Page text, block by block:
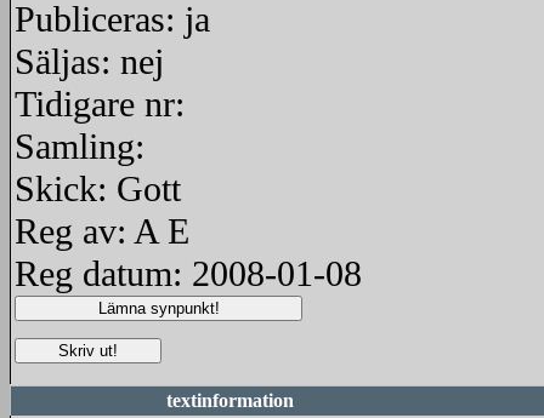
Publiceras: ja
Säljas: nej
Tidigare nr:
Samling:
Skick: Gott
Reg av: A E
Reg datum: 2008-01-08
textinformation